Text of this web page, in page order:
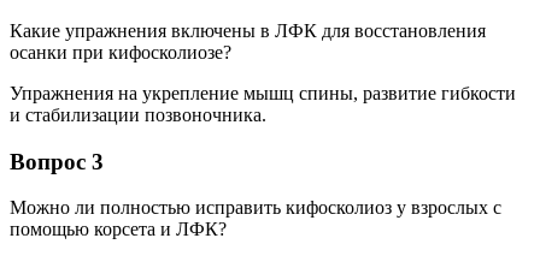
Какие упражнения включены в ЛФК для восстановления
осанки при кифосколиозе?
Упражнения на укрепление мышц спины, развитие гибкости
и стабилизации позвоночника.
Вопрос 3
Можно ли полностью исправить кифосколиоз у взрослых с
помощью корсета и ЛФК?